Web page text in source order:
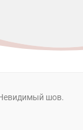
шов.